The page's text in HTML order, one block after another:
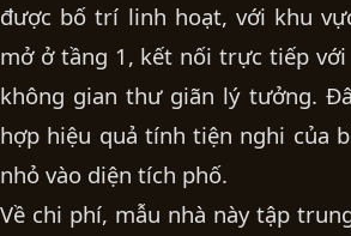
được bố trí linh hoạt, với khu
mở ở tầng 1, kết nối trực tiếp với
không gian thư giãn lý tưởng.
hợp hiệu quả tính tiện nghi của
nhỏ vào diện tích phố.
Về chi phí, mẫu nhà này tập